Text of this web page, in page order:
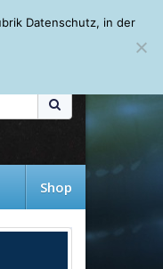
FAQ
Shop
Datenschutz, in der